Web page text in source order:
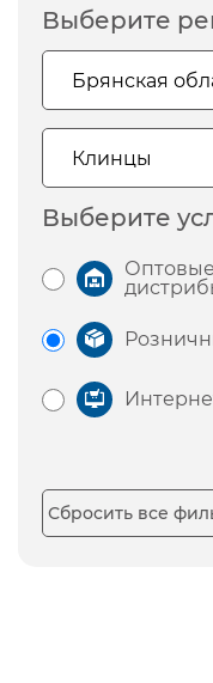
Выберите
Выберите
Сбросить все